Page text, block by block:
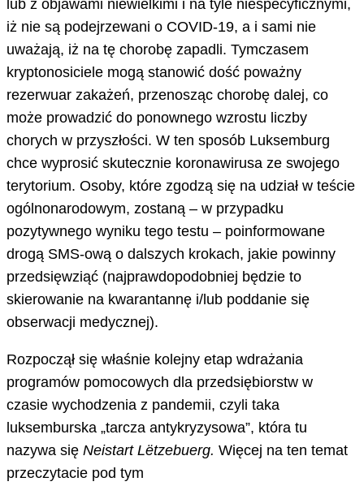
lub z objawami niewielkimi i na tyle niespecyficznymi,
iż nie są podejrzewani o COVID-19, a i sami nie
uważają, iż na tę chorobę zapadli. Tymczasem
kryptonosiciele mogą stanowić dość poważny
rezerwuar zakażeń, przenosząc chorobę dalej, co
może prowadzić do ponownego wzrostu liczby
chorych w przyszłości. W ten sposób Luksemburg
chce wyprosić skutecznie koronawirusa ze swojego
terytorium. Osoby, które zgodzą się na udział w teście
ogólnonarodowym, zostaną – w przypadku
pozytywnego wyniku tego testu – poinformowane
drogą SMS-ową o dalszych krokach, jakie powinny
przedsięwziąć (najprawdopodobniej będzie to
skierowanie na kwarantannę i/lub poddanie się
obserwacji medycznej).
Rozpoczął się właśnie kolejny etap wdrażania
programów pomocowych dla przedsiębiorstw w
czasie wychodzenia z pandemii, czyli taka
luksemburska „tarcza antykryzysowa”, która tu
nazywa się Neistart Lëtzebuerg. Więcej na ten temat
przeczytacie pod tym